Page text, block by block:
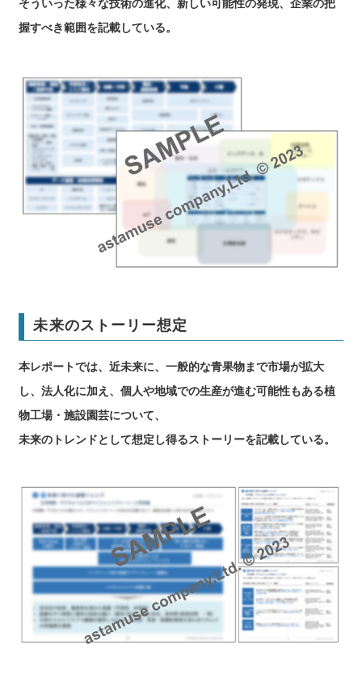
そういった様々な技術の進化、新しい可能性の発現、企業の把
握すべき範囲を記載している。
未来のストーリー想定
本レポートでは、近未来に、一般的な青果物まで市場が拡大
し、法人化に加え、個人や地域での生産が進む可能性もある植
物工場・施設園芸について、
未来のトレンドとして想定し得るストーリーを記載している。